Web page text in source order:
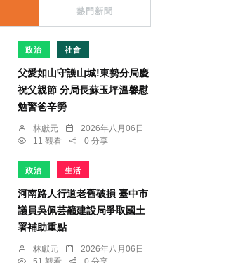
熱門新聞
政治 社會
父愛如山守護山城!東勢分局慶
祝父親節 分局長蘇玉坪溫馨慰
勉警爸辛勞
林獻元
2026年八月06日
11 觀看
0 分享
政治 生活
河南路人行道老舊破損 臺中市
議員吳佩芸籲建設局爭取國土
署補助重點
林獻元
2026年八月06日